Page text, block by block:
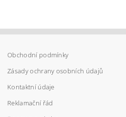
Vložením hodnocení souhlasíte s
ochrany osobních údajů
Obchodní podmínky
Zásady ochrany osobních údajů
Kontaktní údaje
Reklamační řád